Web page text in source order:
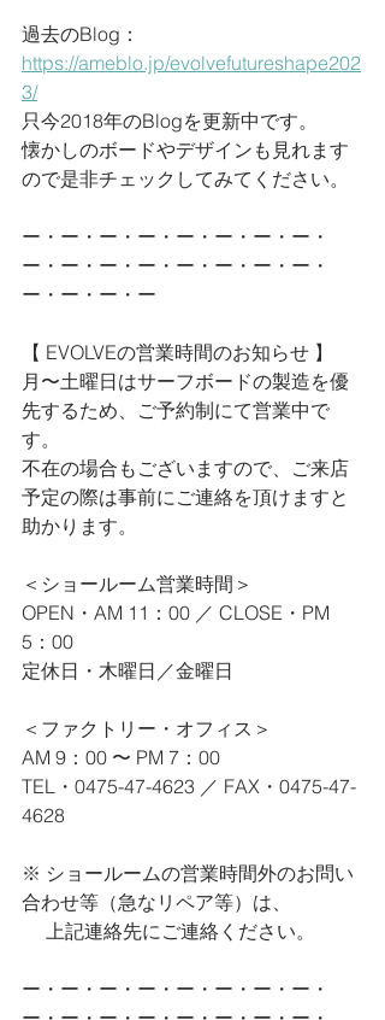
過去のBlog：
https://ameblo.jp/evolvefutureshape202
3/
只今2018年のBlogを更新中です。
懐かしのボードやデザインも見れます
ので是非チェックしてみてください。
ー・ー・ー・ー・ー・ー・ー・ー・
ー・ー・ー・ー・ー・ー・ー・ー・
ー・ー・ー・ー
【 EVOLVEの営業時間のお知らせ 】
月〜土曜日はサーフボードの製造を優
先するため、ご予約制にて営業中で
す。
不在の場合もございますので、ご来店
予定の際は事前にご連絡を頂けますと
助かります。
＜ショールーム営業時間＞
OPEN・AM 11：00 ／ CLOSE・PM
5：00
定休日・木曜日／金曜日
＜ファクトリー・オフィス＞
AM 9：00 〜 PM 7：00
TEL・0475-47-4623 ／ FAX・0475-47-
4628
※ ショールームの営業時間外のお問い
合わせ等（急なリペア等）は、
上記連絡先にご連絡ください。
ー・ー・ー・ー・ー・ー・ー・ー・